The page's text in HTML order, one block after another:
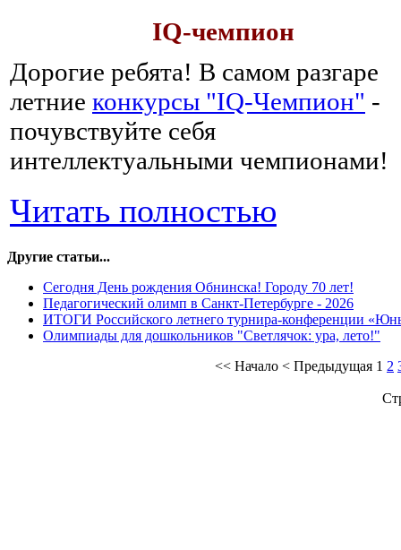
IQ-чемпион
Дорогие ребята! В самом разгаре
летние конкурсы "IQ-Чемпион" -
почувствуйте себя
интеллектуальными чемпионами!
Читать полностью
Другие статьи...
Сегодня День рождения Обнинска! Городу 70 лет!
Педагогический олимп в Санкт-Петербурге - 2026
ИТОГИ Российского летнего турнира-конференции
Олимпиады для дошкольников "Светлячок: ура, лето!"
<< Начало < Предыдущая 1 2